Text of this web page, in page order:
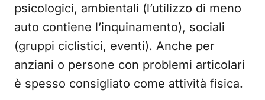
psicologici, ambientali (l’utilizzo di meno
auto contiene l’inquinamento), sociali
(gruppi ciclistici, eventi). Anche per
anziani o persone con problemi articolari
è spesso consigliato come attività fisica.